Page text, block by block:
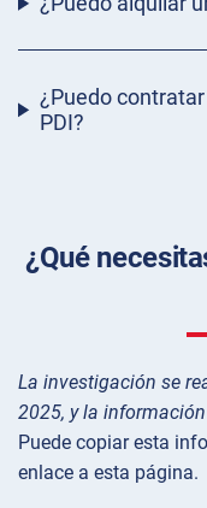
¿Puedo
PDI?
¿Qué
La investigación se
2025, y la
Puede copiar esta
enlace a esta página.